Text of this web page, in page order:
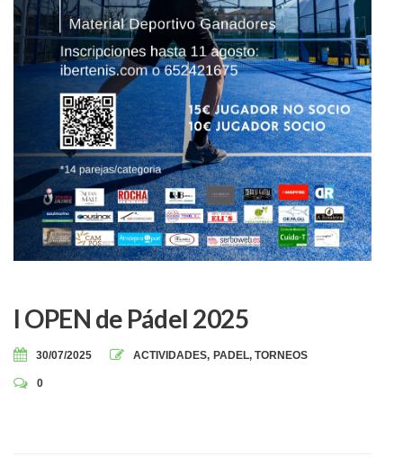
I OPEN de Pádel 2025
30/07/2025 ACTIVIDADES, PADEL, TORNEOS
0